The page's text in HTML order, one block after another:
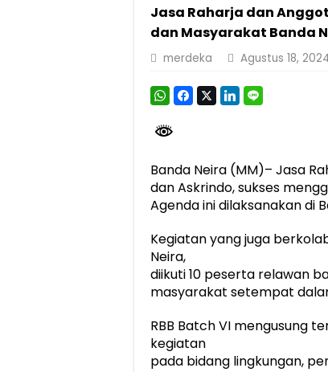
Dirut Jasa Raharja Dampingi
Purnama Wulan Sari Mirza Buka
Jasa Raharja dan
dan Masyarakat Banda
merdeka Agustus 18,
Banda Neira (MM)– Jasa
dan Askrindo, sukses
Agenda ini dilaksanakan di
Kegiatan yang juga
Neira,
diikuti 10 peserta relawan
masyarakat setempat
RBB Batch VI mengusung
kegiatan
pada bidang lingkungan,